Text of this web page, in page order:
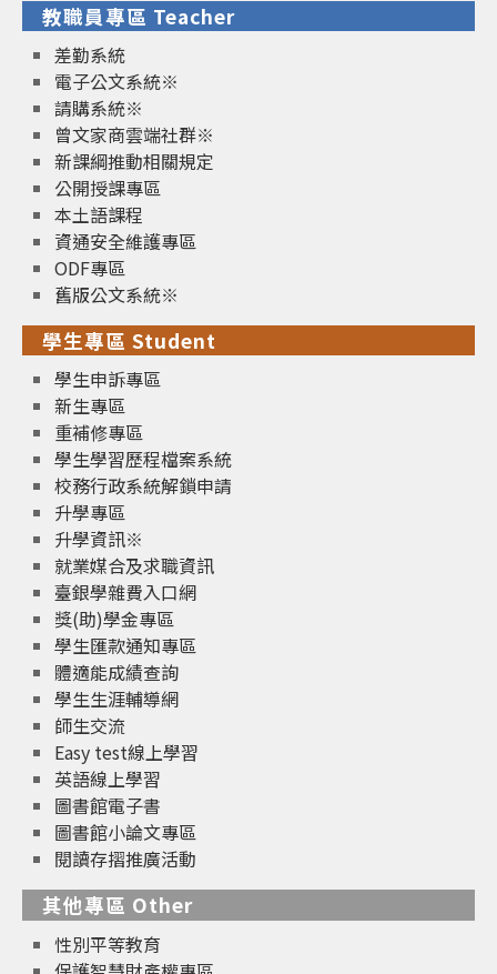
教職員專區 Teacher
差勤系統
電子公文系統※
請購系統※
曾文家商雲端社群※
新課綱推動相關規定
公開授課專區
本土語課程
資通安全維護專區
ODF專區
舊版公文系統※
學生專區 Student
學生申訴專區
新生專區
重補修專區
學生學習歷程檔案系統
校務行政系統解鎖申請
升學專區
升學資訊※
就業媒合及求職資訊
臺銀學雜費入口網
獎(助)學金專區
學生匯款通知專區
體適能成績查詢
學生生涯輔導網
師生交流
Easy test線上學習
英語線上學習
圖書館電子書
圖書館小論文專區
閱讀存摺推廣活動
其他專區 Other
性別平等教育